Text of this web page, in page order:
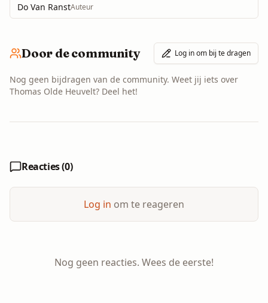
Do Van RanstAuteur
Door de community Log in om bij te dragen
Nog geen bijdragen van de community. Weet jij iets over
Thomas Olde Heuvelt? Deel het!
Reacties (0)
Log in om te reageren
Nog geen reacties. Wees de eerste!